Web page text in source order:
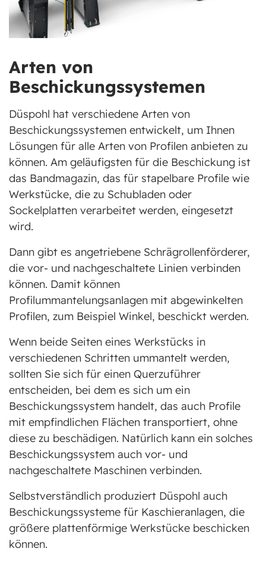
Arten von
Beschickungssystemen
Düspohl hat verschiedene Arten von
Beschickungssystemen entwickelt, um Ihnen
Lösungen für alle Arten von Profilen anbieten zu
können. Am geläufigsten für die Beschickung ist
das Bandmagazin, das für stapelbare Profile wie
Werkstücke, die zu Schubladen oder
Sockelplatten verarbeitet werden, eingesetzt
wird.
Dann gibt es angetriebene Schrägrollenförderer,
die vor- und nachgeschaltete Linien verbinden
können. Damit können
Profilummantelungsanlagen mit abgewinkelten
Profilen, zum Beispiel Winkel, beschickt werden.
Wenn beide Seiten eines Werkstücks in
verschiedenen Schritten ummantelt werden,
sollten Sie sich für einen Querzuführer
entscheiden, bei dem es sich um ein
Beschickungssystem handelt, das auch Profile
mit empfindlichen Flächen transportiert, ohne
diese zu beschädigen. Natürlich kann ein solches
Beschickungssystem auch vor- und
nachgeschaltete Maschinen verbinden.
Selbstverständlich produziert Düspohl auch
Beschickungssysteme für Kaschieranlagen, die
größere plattenförmige Werkstücke beschicken
können.